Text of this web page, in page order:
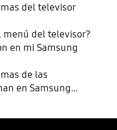
del televisor
menú del televisor?
en mi Samsung
de las
en Samsung